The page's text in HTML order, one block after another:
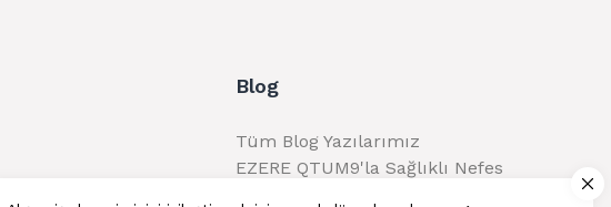
Blog
Tüm Blog Yazılarımız
EZERE QTUM9'la Sağlıklı Nefes